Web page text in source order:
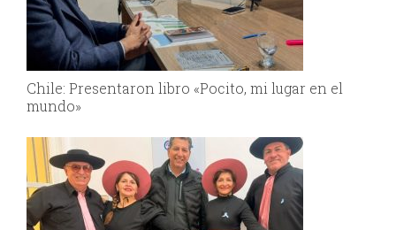
Chile: Presentaron libro «Pocito, mi lugar en el
mundo»